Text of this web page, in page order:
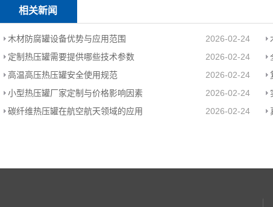
相关新闻
木材防腐罐设备优势与应用范围 2026-02-24
定制热压罐需要提供哪些技术参数
2026-02-24
高温高压热压罐安全使用规范
2026-02-24
小型热压罐厂家定制与价格影响因素
2026-02-24
碳纤维热压罐在航空航天领域的应用
2026-02-24